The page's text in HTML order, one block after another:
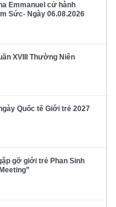
Emmanuel cử hành
Sức- Ngày 06.08.2026
XVIII Thường Niên
Quốc tế Giới trẻ 2027
gỡ giới trẻ Phan Sinh